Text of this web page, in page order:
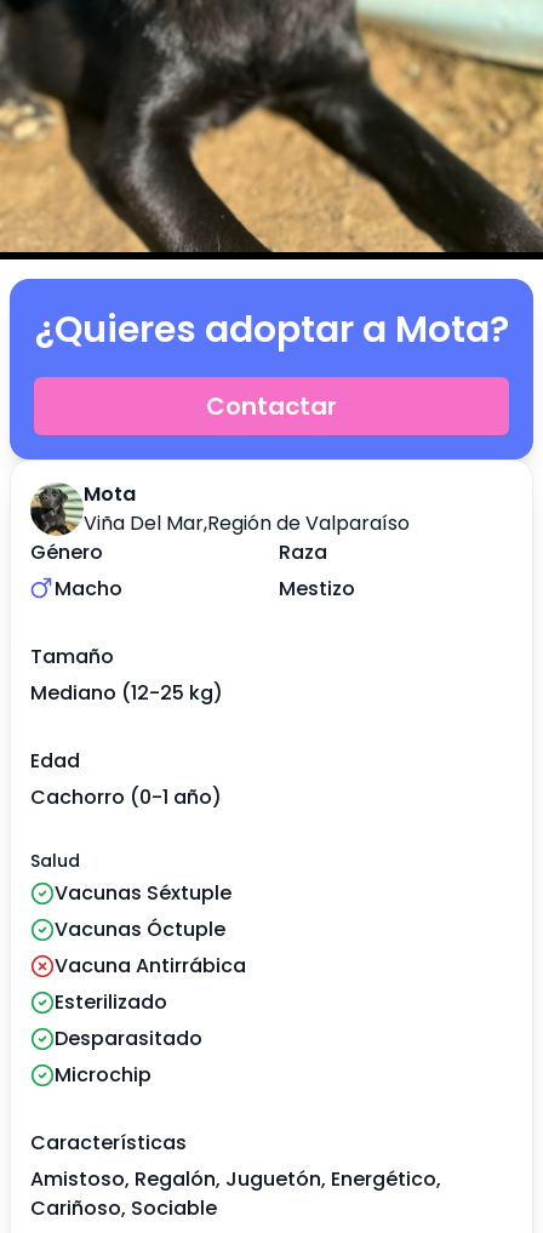
Mota
Viña Del Mar,Región de Valparaíso
Género
Macho
Raza
Mestizo
Tamaño
Mediano (12-25 kg)
Edad
Cachorro (0-1 año)
Salud
Vacunas Séxtuple
Vacunas Óctuple
Vacuna Antirrábica
Esterilizado
Desparasitado
Microchip
Características
Amistoso, Regalón, Juguetón, Energético,
Cariñoso, Sociable
¿Quieres adoptar a Mota?
Contactar